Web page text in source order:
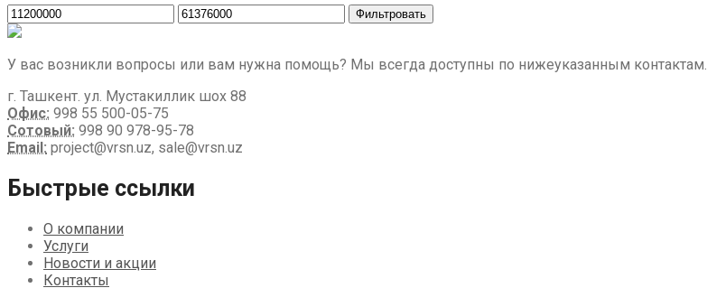
Фильтровать
У вас возникли вопросы или вам нужна помощь? Мы всегда доступны по нижеуказанным контактам.
г. Ташкент. ул. Мустакиллик шох 88
Офис: 998 55 500-05-75
Сотовый: 998 90 978-95-78
Email: project@vrsn.uz, sale@vrsn.uz
Быстрые ссылки
О компании
Услуги
Новости и акции
Контакты